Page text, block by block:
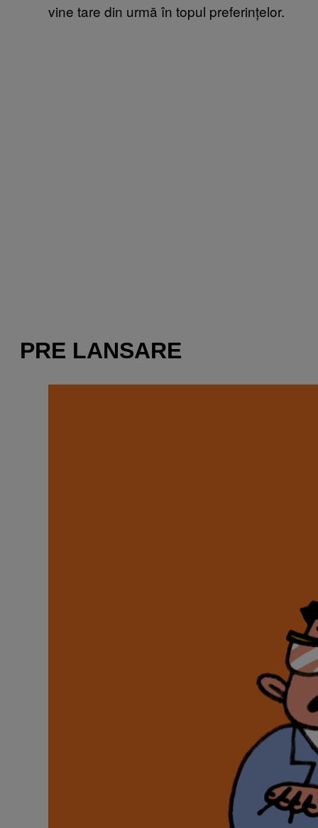
vine tare din urmă în topul preferințelor.
PRE LANSARE